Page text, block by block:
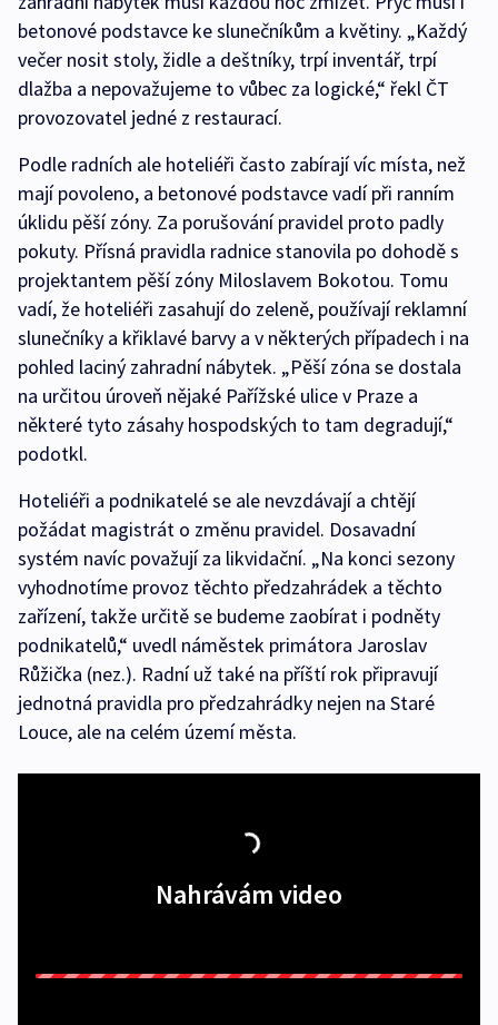
betonové podstavce ke slunečníkům a květiny. „Každý
večer nosit stoly, židle a deštníky, trpí inventář, trpí
dlažba a nepovažujeme to vůbec za logické,“ řekl ČT
provozovatel jedné z restaurací.
Podle radních ale hoteliéři často zabírají víc místa, než
mají povoleno, a betonové podstavce vadí při ranním
úklidu pěší zóny. Za porušování pravidel proto padly
pokuty. Přísná pravidla radnice stanovila po dohodě s
projektantem pěší zóny Miloslavem Bokotou. Tomu
vadí, že hoteliéři zasahují do zeleně, používají reklamní
slunečníky a křiklavé barvy a v některých případech i na
pohled laciný zahradní nábytek. „Pěší zóna se dostala
na určitou úroveň nějaké Pařížské ulice v Praze a
některé tyto zásahy hospodských to tam degradují,“
podotkl.
Hoteliéři a podnikatelé se ale nevzdávají a chtějí
požádat magistrát o změnu pravidel. Dosavadní
systém navíc považují za likvidační. „Na konci sezony
vyhodnotíme provoz těchto předzahrádek a těchto
zařízení, takže určitě se budeme zaobírat i podněty
podnikatelů,“ uvedl náměstek primátora Jaroslav
Růžička (nez.). Radní už také na příští rok připravují
jednotná pravidla pro předzahrádky nejen na Staré
Louce, ale na celém území města.
Nahrávám video